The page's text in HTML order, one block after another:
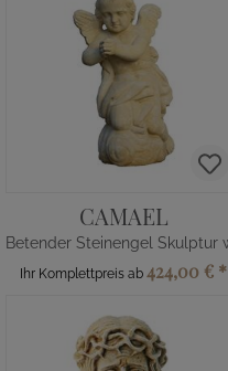
CAMAEL
Ihr Komplettpreis ab 424,00 € *